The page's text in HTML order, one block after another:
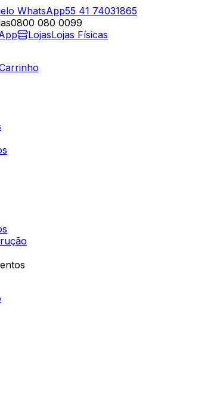
WhatsApp55 41 74031865
0800 080 0099
LojasLojas Físicas